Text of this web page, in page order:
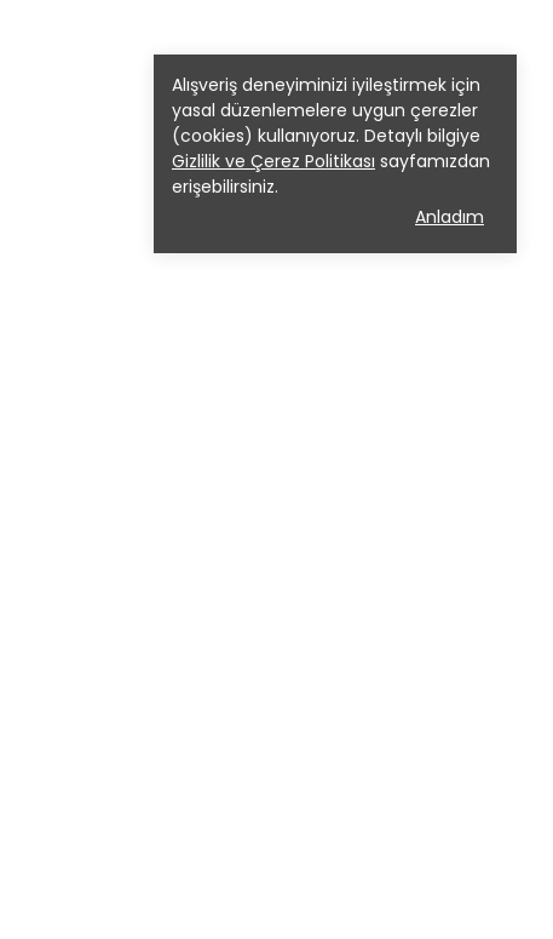
Alışveriş deneyiminizi iyileştirmek için
yasal düzenlemelere uygun çerezler
(cookies) kullanıyoruz. Detaylı bilgiye
Gizlilik ve Çerez Politikası sayfamızdan
erişebilirsiniz.
Anladım